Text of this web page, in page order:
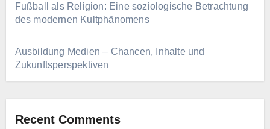
Fußball als Religion: Eine soziologische Betrachtung
des modernen Kultphänomens
Ausbildung Medien – Chancen, Inhalte und
Zukunftsperspektiven
Recent Comments